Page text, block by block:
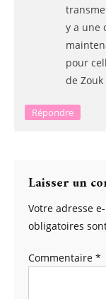
y a une
pour
de
Répondre
Laisser un
Votre adresse
obligatoires
Commentaire *